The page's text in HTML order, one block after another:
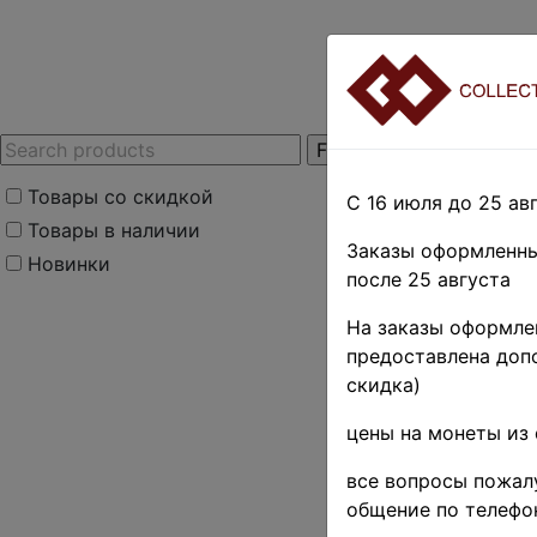
Товары со скидкой
Товары в наличии
Новинки
Home»Stamps»
Поиск в категории
Поиск в
почтовые марки
С 16 июля до 25
Заказы
после 25 августа
На заказы
предоставлена
скидка)
цены на монеты из
все вопросы
общение по